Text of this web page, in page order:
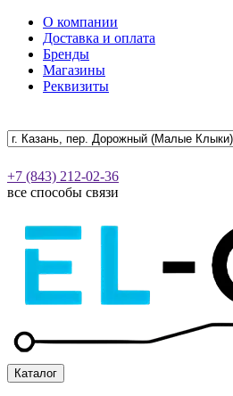
О компании
Доставка и оплата
Бренды
Магазины
Реквизиты
+7 (843) 212-02-36
все способы связи
Каталог